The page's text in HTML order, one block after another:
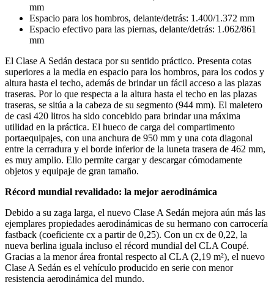
mm
Espacio para los hombros, delante/detrás: 1.400/1.372 mm
Espacio efectivo para las piernas, delante/detrás: 1.062/861
mm
El Clase A Sedán destaca por su sentido práctico. Presenta cotas
superiores a la media en espacio para los hombros, para los codos y
altura hasta el techo, además de brindar un fácil acceso a las plazas
traseras. Por lo que respecta a la altura hasta el techo en las plazas
traseras, se sitúa a la cabeza de su segmento (944 mm). El maletero
de casi 420 litros ha sido concebido para brindar una máxima
utilidad en la práctica. El hueco de carga del compartimento
portaequipajes, con una anchura de 950 mm y una cota diagonal
entre la cerradura y el borde inferior de la luneta trasera de 462 mm,
es muy amplio. Ello permite cargar y descargar cómodamente
objetos y equipaje de gran tamaño.
Récord mundial revalidado: la mejor aerodinámica
Debido a su zaga larga, el nuevo Clase A Sedán mejora aún más las
ejemplares propiedades aerodinámicas de su hermano con carrocería
fastback (coeficiente cx a partir de 0,25). Con un cx de 0,22, la
nueva berlina iguala incluso el récord mundial del CLA Coupé.
Gracias a la menor área frontal respecto al CLA (2,19 m²), el nuevo
Clase A Sedán es el vehículo producido en serie con menor
resistencia aerodinámica del mundo.